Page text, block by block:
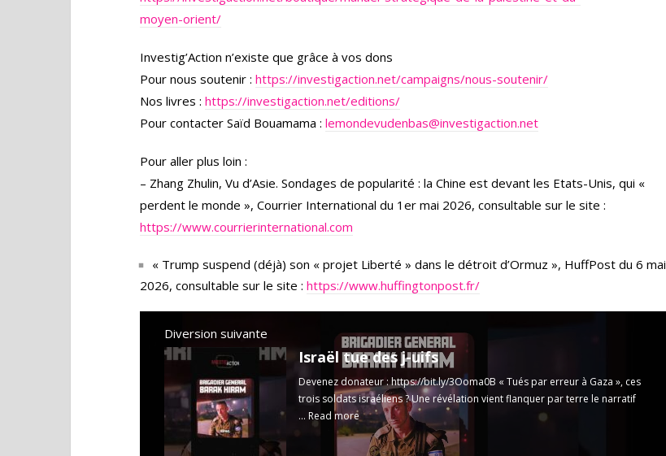
moyen-orient/
Investig’Action n’existe que grâce à vos dons
Pour nous soutenir : https://investigaction.net/campaigns/nous-soutenir/
Nos livres : https://investigaction.net/editions/
Pour contacter Saïd Bouamama : lemondevudenbas@investigaction.net
Pour aller plus loin :
– Zhang Zhulin, Vu d’Asie. Sondages de popularité : la Chine est devant les Etats-Unis, qui «
perdent le monde », Courrier International du 1er mai 2026, consultable sur le site :
https://www.courrierinternational.com
« Trump suspend (déjà) son « projet Liberté » dans le détroit d’Ormuz », HuffPost du 6 mai
2026, consultable sur le site : https://www.huffingtonpost.fr/
Diversion suivante
Israël tue des j-uifs
Devenez donateur :https://bit.ly/3Ooma0B « Tués par erreur à Gaza », ces
trois soldats israéliens ? Une révélation vient flanquer par terre le narratif
... Read more